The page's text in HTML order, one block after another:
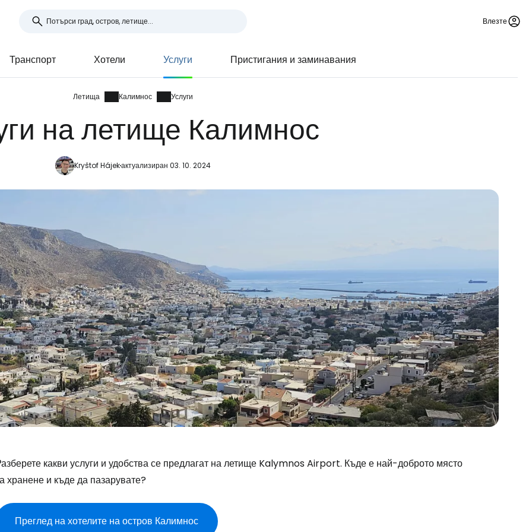
Влезте
Транспорт Хотели Услуги Пристигания и заминавания
Летища Калимнос Услуги
на летище Калимнос
Kryštof Hájekактуализиран 03. 10. 2024
какви услуги и удобства се предлагат на летище Kalymnos Airport. Къде е най-доброто място
хранене и къде да пазарувате?
Преглед на хотелите на остров Калимнос